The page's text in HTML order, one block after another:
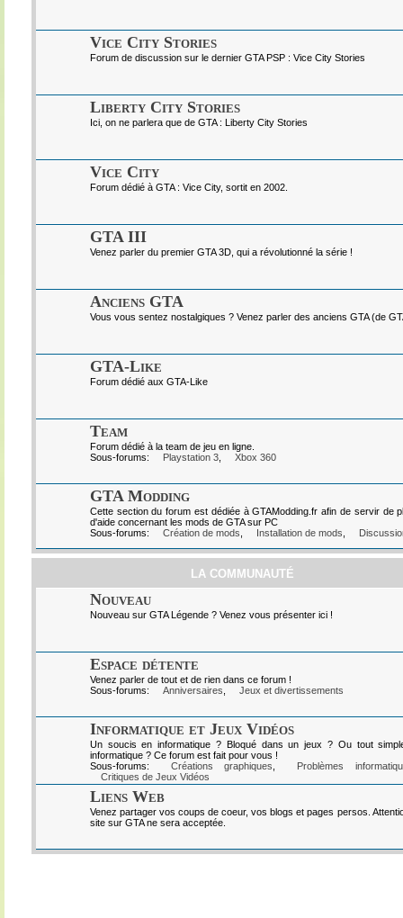
Vice City Stories
Forum de discussion sur le dernier GTA PSP : Vice City Stories
Liberty City Stories
Ici, on ne parlera que de GTA : Liberty City Stories
Vice City
Forum dédié à GTA : Vice City, sortit en 2002.
GTA III
Venez parler du premier GTA 3D, qui a révolutionné la série !
Anciens GTA
Vous vous sentez nostalgiques ? Venez parler des anciens GTA (de
GTA-Like
Forum dédié aux GTA-Like
Team
Forum dédié à la team de jeu en ligne.
Sous-forums:
Playstation 3, Xbox 360
GTA Modding
Cette section du forum est dédiée à GTAModding.fr afin de servir de
d'aide concernant les mods de GTA sur PC
Sous-forums:
Création de mods Installation de mods
LA COMMUNAUTÉ
Nouveau
Nouveau sur GTA Légende ? Venez vous présenter ici !
Espace détente
Venez parler de tout et de rien dans ce forum !
Sous-forums:
Anniversaires Jeux et divertissements
Informatique et Jeux Vidéos
Un soucis en informatique ? Bloqué dans un jeux ? Ou tout
informatique ? Ce forum est fait pour vous !
Sous-forums:
Créations graphiques
Problèmes
Critiques de Jeux Vidéos
Liens Web
Venez partager vos coups de coeur, vos blogs et pages persos.
site sur GTA ne sera acceptée.